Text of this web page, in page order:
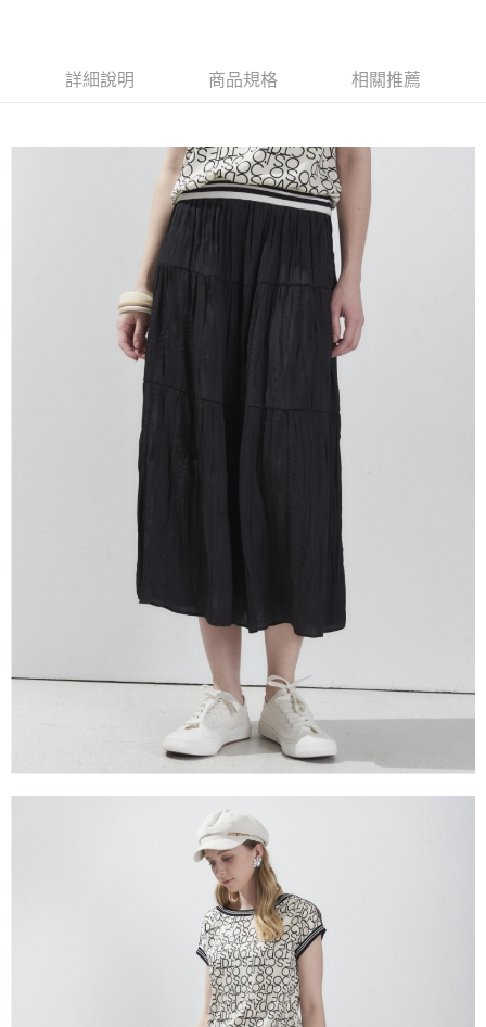
【大哥付你分期使用說明】
1.本服務由台灣大哥大提供，台灣大哥大用戶可立即使用無須另外申請。
成交易。
3.實際核准額度、可分期數及費用金額請依後續交易確認頁面所載為準。
4.訂單成立30分鐘內，如未前往確認交易或遇審核未通過，訂單將自動取
消。如遇「轉專審核」未通過狀況，表示未達大哥付你分期系統評分，恕無
1.分期款項不併入電信帳單，「大哥付你分期」於每月結算日後寄送繳費提
2.透過簡訊連結打開帳單後，可選擇「超商條碼／台灣大直營門市／銀行轉
帳／街口支付／iPASS MONEY」等通路繳費。
1.本服務係由「台灣大哥大股份有限公司」（以下簡稱本公司）所提供，讓
用戶於交易時，得透過本服務購買商品或服務，並由商店將買賣／分期付款
買賣價金債權讓與本公司後，依約使用本公司帳單繳交帳款。
2.基於同意付款使用「大哥付你分期」之契約關係目的，商店將以您的個人
資料（包含姓名、電話或地址）提供予台灣大哥大進項蒐集、處理及利用，
由本公司與您本人進行分期帳單所需資料之確認、核對及更正。
3.完整用戶服務條款，請詳閱以下連結：
AFTEE先享後付
AFTEE先享後付是「在收到商品之後才付款」的支付方式。 讓您購物簡單
１．簡單：不需註冊會員、不需綁卡、不需儲值。
２．便利：只要手機號碼，簡訊認證，即可結帳。
３．安心：先確認商品／服務後，再付款。
【「AFTEE先享後付」結帳流程】
１．於結帳方式選擇「AFTEE先享後付」後，將跳轉至「AFTEE先享後付」
結帳頁面，進行簡訊認證並確認金額後，即可完成結帳。
２．訂單成立數日內，您將收到繳費通知簡訊。
３．收到繳費通知簡訊後14天內，點擊此簡訊中的連結，可透過四大超商／
ATM／網路銀行／等多元方式進行付款，方視為交易完成。
※ 請注意：結帳手續完成當下不需立刻繳費，但若您需要取消訂單，請聯絡
購買商品的店家。未經商家同意取消之訂單仍視為有效，需透過AFTEE先享
後付繳納相關費用。
※ 交易是否成功請以「AFTEE先享後付 」之結帳頁面顯示為準，若有關於
是否繳費成功／繳費後需取消欲退款等相關疑問，請聯繫「AFTEE先享後付
https://netprotections.freshdesk.com/support/home
１．透過由恩沛科技股份有限公司提供之「AFTEE先享後付」服務完成之交
易，需依本服務之必要範圍內提供個人資料，並將交易相關給付款項請求債
權轉讓予恩沛科技股份有限公司。
２．關於個人資料處理事宜，請瀏覽以下網址：
３．未成年的使用者請事先徵得法定代理人或監護人之同意方可使用
「AFTEE先享後付」，若未經同意申辦者引起之損失，本公司不負相關責
４．使用「AFTEE先享後付」時，將依據個別帳號之用戶狀況，依本公司即
時審查核予不同之上限額度；若仍有額度不足之情形，本公司將視審查結果
請求用戶進行身份認證。
５．嚴禁一人註冊多個帳號或使用他人資訊註冊。若發現惡意使用之情形，
每筆NT$120，滿NT$2,000(含以上)免運費
每筆NT$120，滿NT$2,000(含以上)免運費
每筆NT$120，滿NT$2,000(含以上)免運費
詳細說明 商品規格 相關推薦